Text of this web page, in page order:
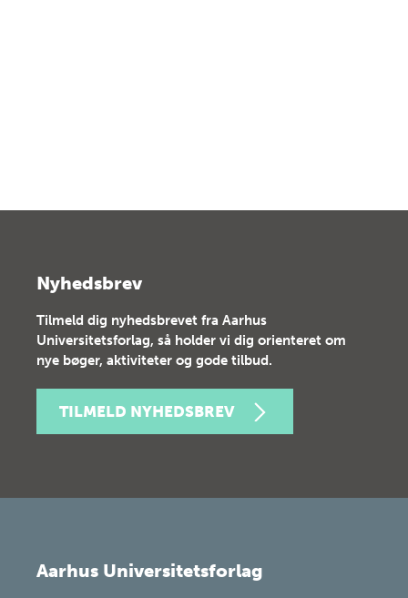
Nyhedsbrev
Tilmeld dig nyhedsbrevet fra Aarhus
Universitetsforlag, så holder vi dig orienteret om
nye bøger, aktiviteter og gode tilbud.
TILMELD NYHEDSBREV
Aarhus Universitetsforlag